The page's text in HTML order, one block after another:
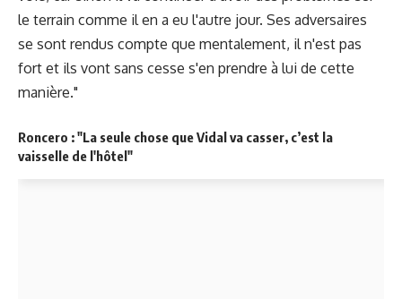
le terrain comme il en a eu l'autre jour. Ses adversaires
se sont rendus compte que mentalement, il n'est pas
fort et ils vont sans cesse s'en prendre à lui de cette
manière."
Roncero : "La seule chose que Vidal va casser, c’est la
vaisselle de l'hôtel"